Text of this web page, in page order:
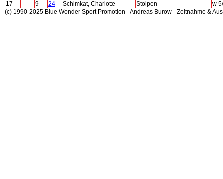
17
9 24 Schimkat, Charlotte Stolpen
w
(c) 1990-2025 Blue Wonder Sport Promotion - Andreas Burow - Zeitnahme &